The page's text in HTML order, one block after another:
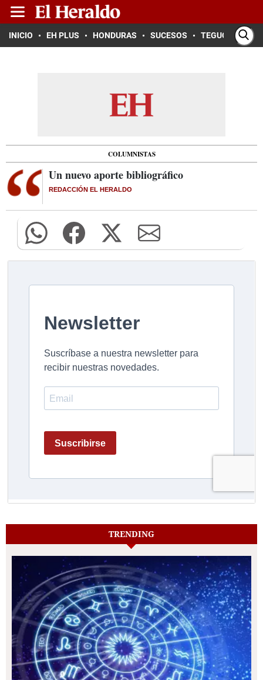
INICIO EH PLUS HONDURAS SUCESOS TEGUCIGALPA
COLUMNISTAS
Un nuevo aporte bibliográfico
REDACCIÓN EL HERALDO
TRENDING